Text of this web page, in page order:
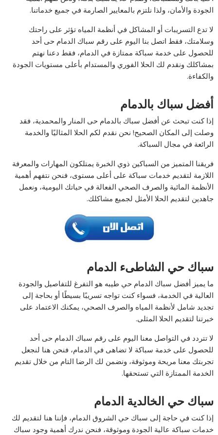
الجودة والأمان، ولذا نلتزم بالمعايير الصارمة في جميع خدماتنا.
لا تدع التسريبات أو المشاكل في أنظمة المياه تؤثر على راحتك
وسلامتك، فقط اتصل بنا اليوم على رقم سباك الدمام حى أحد
للحصول على خدمة سباكة ممتازة في الدمام، فقط دعنا نهتم
بمشاكلك ونقدم لك الحلا الفوري والمستدام بأعلى مستويات الجودة
والكفاءة.
أفضل سباك بالدمام
إذا كنت تبحث عن أفضل سباك بالدمام حى المنار والمحمدية، فقد
وصلت إلى المكان الصحيح! نحن نقدم لكم الحلا المثاليًا والخدمة
الرائعة في مجال السباكة.
فريقنا المتميز من السباكين ذوي الخبرة يمتلكون المهارات والمعرفة
اللازمة لتقديم خدمات سباكة على أعلى مستوى، فنحن نتفهم أهمية
الأنظمة المائية والصرف الصحي الفعالة في حياتك اليومية، ونعمل
جاهدين لتقديم الحلا الأمثل لجميع مشاكلك.
سباك حي الشاطىء الدمام
ما يميز أفضل سباك الدمام حي طيبه هو التفرغ للتفاصيل والجودة
العالية في الخدمة، فسواء كنت تواجه تسريبًا بسيطًا أو بحاجة إلى
تجديد شامل لأنظمة المياه والصرف الصحي، يمكنك الاعتماد على
خبرتنا لتقديم الحلا المثلى.
لا تتردد في التواصل معنا اليوم على رقم سباك الدمام حى أحد
للحصول على خدمة سباكة لا تضاهى في الدمام، فنحن هنا لنجعل
تجربتك معنا مريحة وموثوقة، ونضمن لك الرضا التام من خلال تقديم
الخدمة الممتازة التي تستحقها.
سباك حي الخالدية الدمام
إذا كنت في حاجة إلى سباك حي الشروق الدمام، فإننا هنا لتقديم لك
خدمات سباكة عالية الجودة وموثوقة، فنحن ندرك أهمية وجود سباك